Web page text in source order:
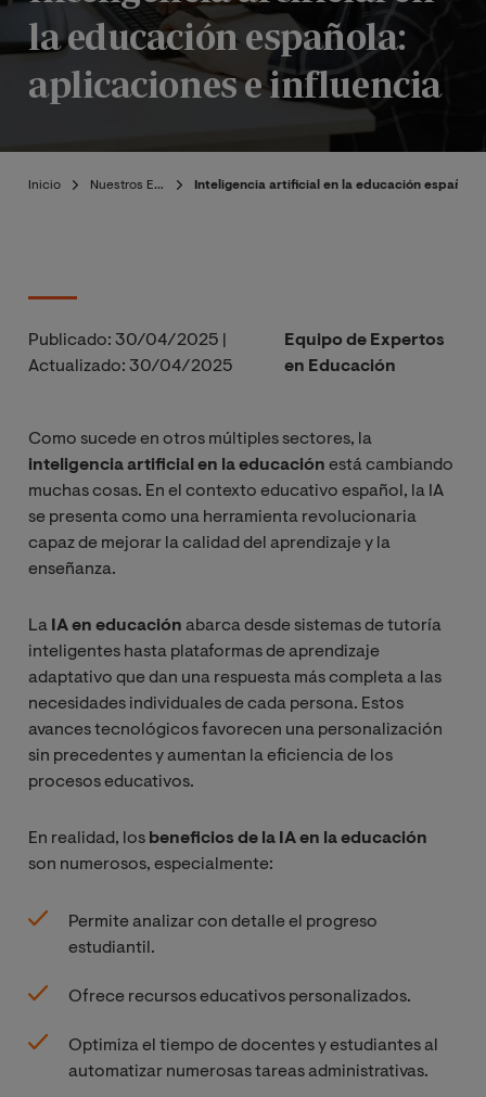
la educación española:
aplicaciones e influencia
Inicio Nuestros Expertos Inteligencia artificial en la educación
Publicado: 30/04/2025
Actualizado: 30/04/2025
Equipo de Expertos
en Educación
Como sucede en otros múltiples sectores, la
inteligencia artificial en la educación está cambiando
muchas cosas. En el contexto educativo español, la IA
se presenta como una herramienta revolucionaria
capaz de mejorar la calidad del aprendizaje y la
enseñanza.
La IA en educación abarca desde sistemas de tutoría
inteligentes hasta plataformas de aprendizaje
adaptativo que dan una respuesta más completa a las
necesidades individuales de cada persona. Estos
avances tecnológicos favorecen una personalización
sin precedentes y aumentan la eficiencia de los
procesos educativos.
En realidad, los beneficios de la IA en la educación
son numerosos, especialmente:
Permite analizar con detalle el progreso
estudiantil.
Ofrece recursos educativos personalizados.
Optimiza el tiempo de docentes y estudiantes al
automatizar numerosas tareas administrativas.